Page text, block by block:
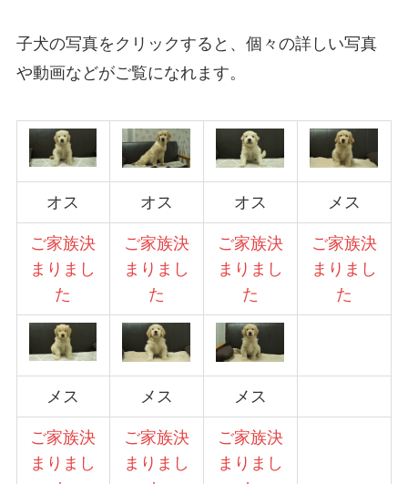
子犬の写真をクリックすると、個々の詳しい写真
や動画などがご覧になれます。
オス オス オス メス
ご家族決
まりまし
た
ご家族決
まりまし
た
ご家族決
まりまし
た
ご家族決
まりまし
た
メス メス メス
ご家族決
まりまし
ご家族決
まりまし
ご家族決
まりまし